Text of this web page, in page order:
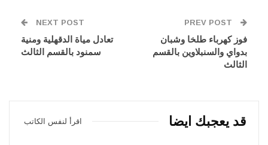
فوز كهرباء طلخا وشبان
بدواي والسنبلاوين بالقسم
الثالث
NEXT POST
تعادل مياة الدقهلية ومنية
سمنود بالقسم الثالث
قد يعجبك ايضا اقرأ لنفس الكاتب